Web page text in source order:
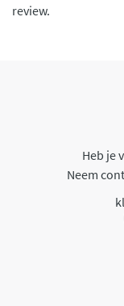
review.
Heb je
Neem